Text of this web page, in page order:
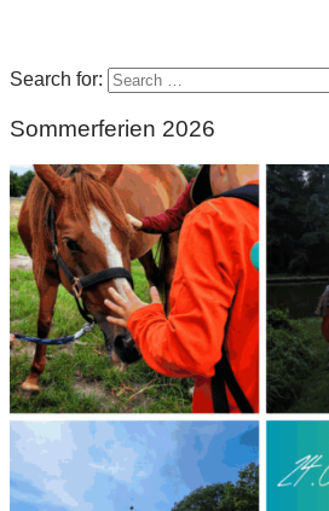
Search for:
Sommerferien 2026